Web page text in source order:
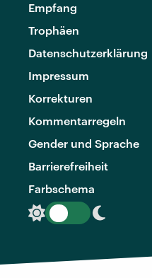
Empfang
Trophäen
Datenschutzerklärung
Impressum
Korrekturen
Kommentarregeln
Gender und Sprache
Barrierefreiheit
Farbschema